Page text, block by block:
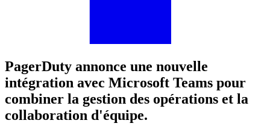
PagerDuty annonce une nouvelle
intégration avec Microsoft Teams pour
combiner la gestion des opérations et la
collaboration d'équipe.